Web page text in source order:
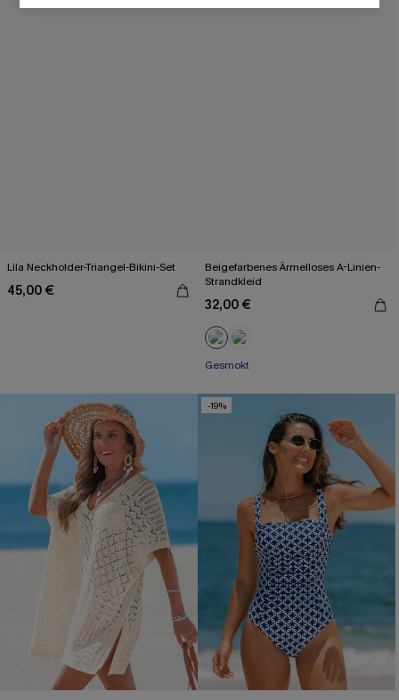
Lila Neckholder-Triangel-Bikini-Set
45,00 €
Beigefarbenes Ärmelloses A-Linien-
Strandkleid
32,00 €
Gesmokt
-19%